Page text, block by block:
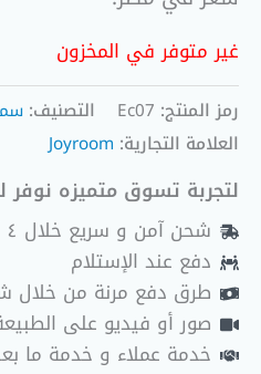
غير متوفر في المخزون
رمز المنتج: Ec07 التصنيف:
العلامة التجارية: Joyroom
لتجربة تسوق متميزه نوفر
شحن آمن و سريع خلال ٤ أيام عمل
دفع عند الإستلام
طرق دفع مرنة من خلال
صور أو فيديو على
خدمة عملاء و خدمة ما